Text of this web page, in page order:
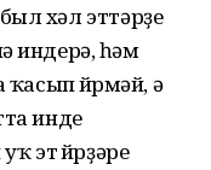
хәл эттәрҙе
индерә, һәм
йөрөмәй, ә
инде
эт өйөрҙәре